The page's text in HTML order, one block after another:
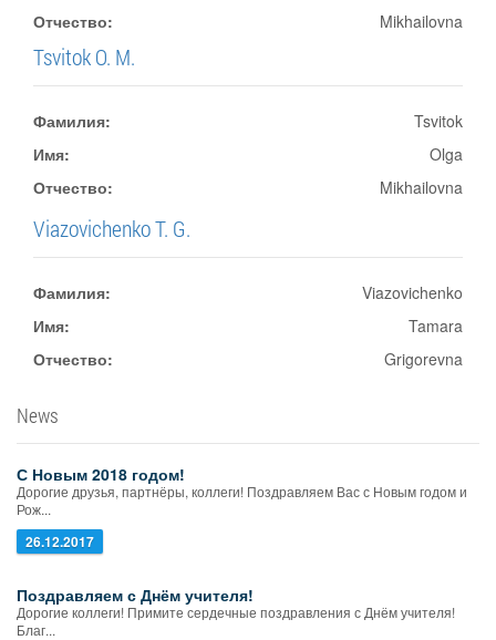
Отчество:
Mikhailovna
Tsvitok O. M.
Фамилия:
Tsvitok
Имя:
Olga
Отчество:
Mikhailovna
Viazovichenko T. G.
Фамилия:
Viazovichenko
Имя:
Tamara
Отчество:
Grigorevna
News
С Новым 2018 годом!
Дорогие друзья, партнёры, коллеги! Поздравляем Вас с Новым годом и
Рож...
26.12.2017
Поздравляем с Днём учителя!
Дорогие коллеги! Примите сердечные поздравления с Днём учителя!
Благ...